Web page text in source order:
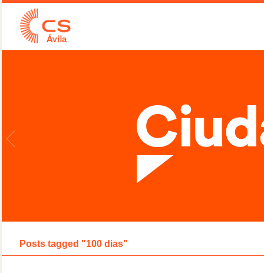
Posts tagged "100 dias"